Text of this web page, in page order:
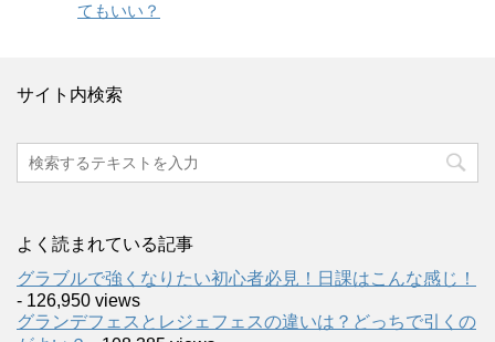
てもいい？
サイト内検索
よく読まれている記事
グラブルで強くなりたい初心者必見！日課はこんな感じ！
- 126,950 views
グランデフェスとレジェフェスの違いは？どっちで引くの